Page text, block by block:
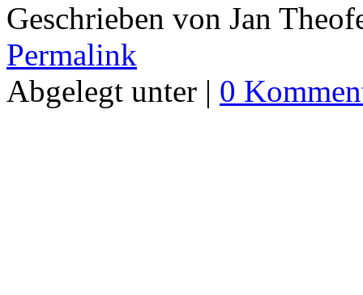
Geschrieben von Jan
Permalink
Abgelegt unter | 0